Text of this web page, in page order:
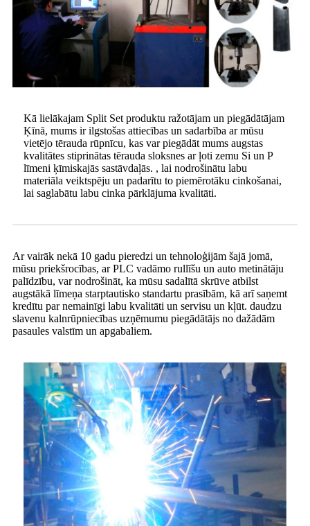
Kā lielākajam Split Set produktu ražotājam un piegādātājam
Ķīnā, mums ir ilgstošas ​​attiecības un sadarbība ar mūsu
vietējo tērauda rūpnīcu, kas var piegādāt mums augstas
kvalitātes stiprinātas tērauda sloksnes ar ļoti zemu Si un P
līmeni ķīmiskajās sastāvdaļās. , lai nodrošinātu labu
materiāla veiktspēju un padarītu to piemērotāku cinkošanai,
lai saglabātu labu cinka pārklājuma kvalitāti.
Ar vairāk nekā 10 gadu pieredzi un tehnoloģijām šajā jomā,
mūsu priekšrocības, ar PLC vadāmo rullīšu un auto metinātāju
palīdzību, var nodrošināt, ka mūsu sadalītā skrūve atbilst
augstākā līmeņa starptautisko standartu prasībām, kā arī saņemt
kredītu par nemainīgi labu kvalitāti un servisu un kļūt. daudzu
slavenu kalnrūpniecības uzņēmumu piegādātājs no dažādām
pasaules valstīm un apgabaliem.